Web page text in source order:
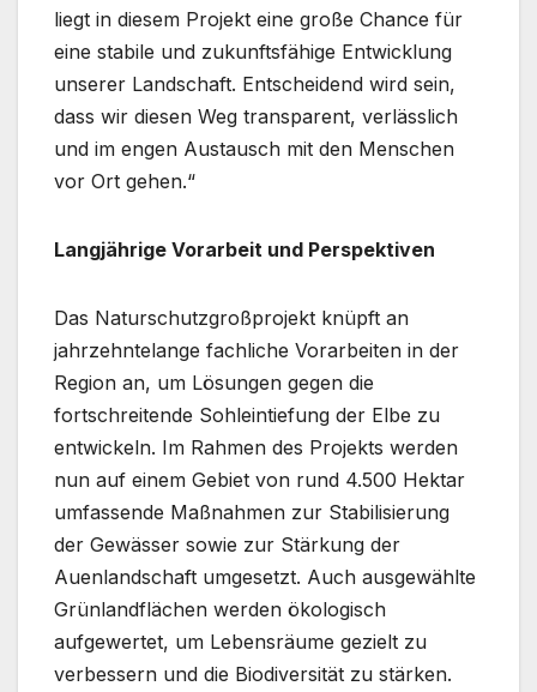
liegt in diesem Projekt eine große Chance für
eine stabile und zukunftsfähige Entwicklung
unserer Landschaft. Entscheidend wird sein,
dass wir diesen Weg transparent, verlässlich
und im engen Austausch mit den Menschen
vor Ort gehen.“
Langjährige Vorarbeit und Perspektiven
Das Naturschutzgroßprojekt knüpft an
jahrzehntelange fachliche Vorarbeiten in der
Region an, um Lösungen gegen die
fortschreitende Sohleintiefung der Elbe zu
entwickeln. Im Rahmen des Projekts werden
nun auf einem Gebiet von rund 4.500 Hektar
umfassende Maßnahmen zur Stabilisierung
der Gewässer sowie zur Stärkung der
Auenlandschaft umgesetzt. Auch ausgewählte
Grünlandflächen werden ökologisch
aufgewertet, um Lebensräume gezielt zu
verbessern und die Biodiversität zu stärken.